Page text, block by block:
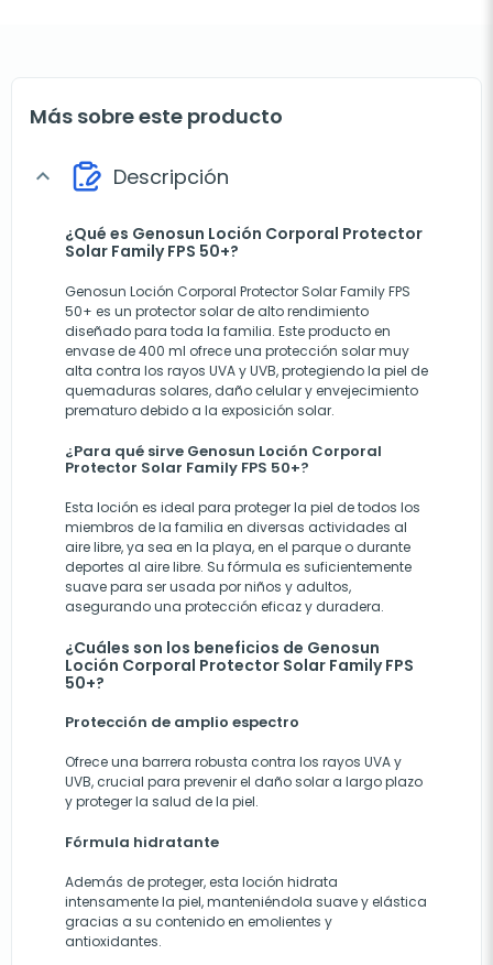
Más sobre este producto
expand_more Descripción
¿Qué es Genosun Loción Corporal Protector
Solar Family FPS 50+?
Genosun Loción Corporal Protector Solar Family FPS
50+ es un protector solar de alto rendimiento
diseñado para toda la familia. Este producto en
envase de 400 ml ofrece una protección solar muy
alta contra los rayos UVA y UVB, protegiendo la piel de
quemaduras solares, daño celular y envejecimiento
prematuro debido a la exposición solar.
¿Para qué sirve Genosun Loción Corporal
Protector Solar Family FPS 50+?
Esta loción es ideal para proteger la piel de todos los
miembros de la familia en diversas actividades al
aire libre, ya sea en la playa, en el parque o durante
deportes al aire libre. Su fórmula es suficientemente
suave para ser usada por niños y adultos,
asegurando una protección eficaz y duradera.
¿Cuáles son los beneficios de Genosun
Loción Corporal Protector Solar Family FPS
50+?
Protección de amplio espectro
Ofrece una barrera robusta contra los rayos UVA y
UVB, crucial para prevenir el daño solar a largo plazo
y proteger la salud de la piel.
Fórmula hidratante
Además de proteger, esta loción hidrata
intensamente la piel, manteniéndola suave y elástica
gracias a su contenido en emolientes y
antioxidantes.